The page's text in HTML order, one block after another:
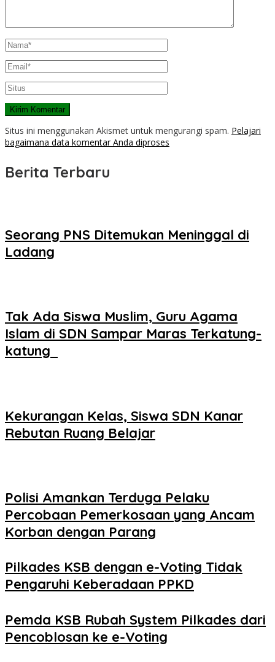
Situs ini menggunakan Akismet untuk mengurangi spam. Pelajari
bagaimana data komentar Anda diproses
Berita Terbaru
Seorang PNS Ditemukan Meninggal di
Ladang
Tak Ada Siswa Muslim, Guru Agama
Islam di SDN Sampar Maras Terkatung-
katung ‎
Kekurangan Kelas, Siswa SDN Kanar
Rebutan Ruang Belajar
Polisi Amankan Terduga Pelaku
Percobaan Pemerkosaan yang Ancam
Korban dengan Parang
Pilkades KSB dengan e-Voting Tidak
Pengaruhi Keberadaan PPKD
Pemda KSB Rubah System Pilkades dari
Pencoblosan ke e-Voting